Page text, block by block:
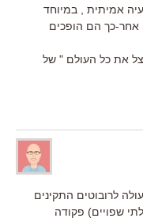
אמיתית , במיוחד
אחר-כך הם הופכים
את כל העולם " של
לרובוטים התקינים
שפויים) פקודה